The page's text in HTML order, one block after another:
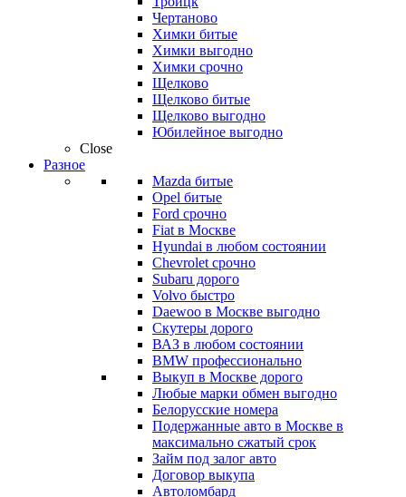
Чертаново
Химки битые
Химки выгодно
Химки срочно
Щелково
Щелково битые
Щелково выгодно
Юбилейное выгодно
Close
Разное
Mazda битые
Opel битые
Ford срочно
Fiat в Москве
Hyundai в любом состоянии
Chevrolet срочно
Subaru дорого
Volvo быстро
Daewoo в Москве выгодно
Скутеры дорого
ВАЗ в любом состоянии
BMW профессионально
Выкуп в Москве дорого
Любые марки обмен выгодно
Белорусские номера
Подержанные авто в Москве в
максимально сжатый срок
Займ под залог авто
Договор выкупа
Автоломбард